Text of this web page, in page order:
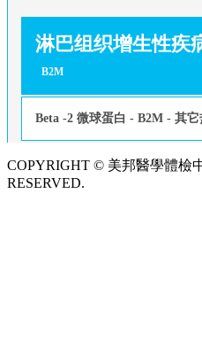
淋巴组织增生性疾
B2M
Beta -2 微球蛋白 - B2M - 其
COPYRIGHT © 美邦醫學體檢
RESERVED.